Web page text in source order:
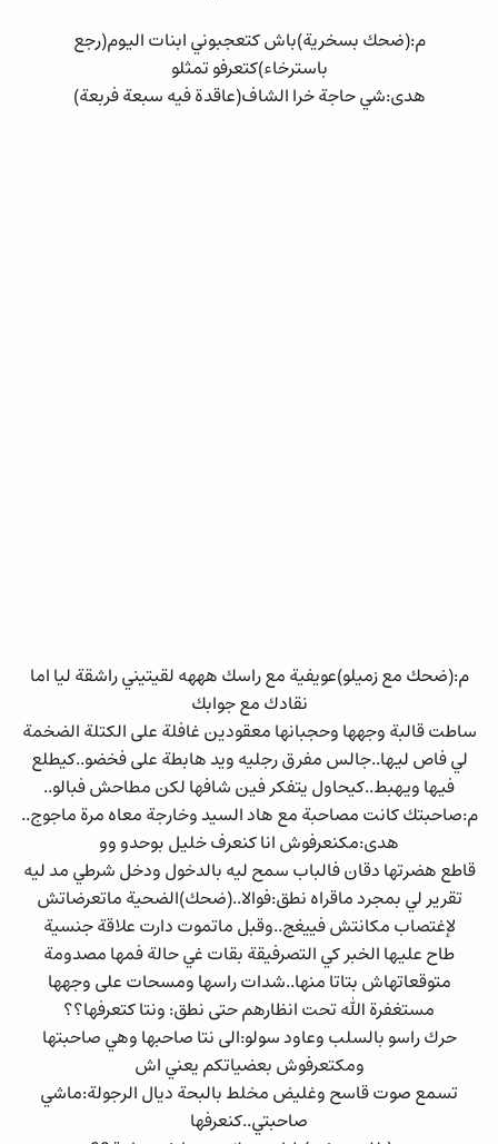
م:(ضحك بسخرية)باش كتعجبوني ابنات اليوم(رجع
باسترخاء)كتعرفو تمثلو
هدى:شي حاجة خرا الشاف(عاقدة فيه سبعة فربعة)
م:(ضحك مع زميلو)عويفية مع راسك هههه لقيتيني راشقة ليا اما
نقادك مع جوابك
ساطت قالبة وجهها وحجبانها معقودين غافلة على الكتلة الضخمة
لي فاص ليها..جالس مفرق رجليه ويد هابطة على فخضو..كيطلع
فيها ويهبط..كيحاول يتفكر فين شافها لكن مطاحش فبالو..
م:صاحبتك كانت مصاحبة مع هاد السيد وخارجة معاه مرة ماجوج..
هدى:مكنعرفوش انا كنعرف خليل بوحدو وو
قاطع هضرتها دقان فالباب سمح ليه بالدخول ودخل شرطي مد ليه
تقرير لي بمجرد ماقراه نطق:فوالا..(ضحك)الضحية ماتعرضاتش
لإغتصاب مكانتش فييغج..وقبل ماتموت دارت علاقة جنسية
طاح عليها الخبر كي التصرفيقة بقات غي حالة فمها مصدومة
متوقعاتهاش بتاتا منها..شدات راسها ومسحات على وجهها
مستغفرة الله تحت انظارهم حتى نطق: ونتا كتعرفها؟؟
حرك راسو بالسلب وعاود سولو:الى نتا صاحبها وهي صاحبتها
ومكتعرفوش بعضياتكم يعني اش
تسمع صوت قاسح وغليض مخلط بالبحة ديال الرجولة:ماشي
صاحبتي..كنعرفها